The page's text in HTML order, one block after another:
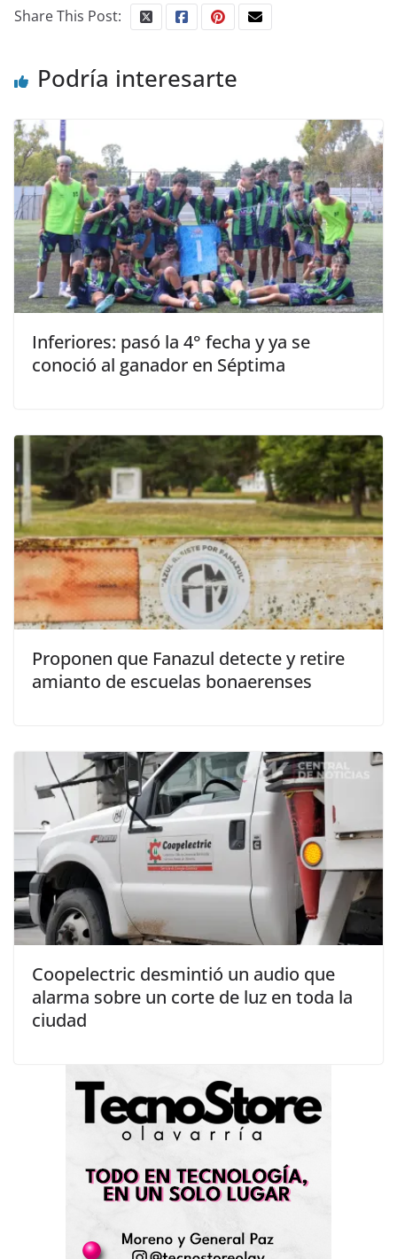
Share This Post:
Podría interesarte
Inferiores: pasó la 4° fecha y ya se
conoció al ganador en Séptima
Proponen que Fanazul detecte y retire
amianto de escuelas bonaerenses
Coopelectric desmintió un audio que
alarma sobre un corte de luz en toda la
ciudad